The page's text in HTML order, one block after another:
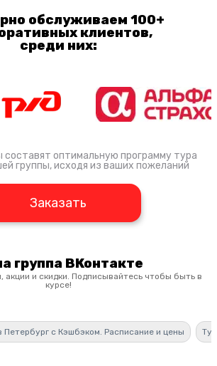
обслуживаем 100+
клиентов,
среди них:
оптимальную программу тура
группы, исходя из ваших пожеланий
Заказать
группа ВКонтакте
акции и скидки. Подписывайтесь чтобы быть в
курсе!
с Кэшбэком. Расписание и цены